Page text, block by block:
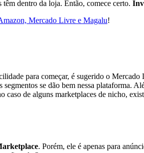
dentro da loja. Então, comece certo.
Mercado Livre e Magalu!
para começar, é sugerido o
se dão bem nessa plataforma.
de alguns marketplaces de nicho,
. Porém, ele é apenas para